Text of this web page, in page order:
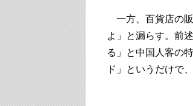
一方、百貨店の
よ」と漏らす。前
る」と中国人客の
ド」というだけで